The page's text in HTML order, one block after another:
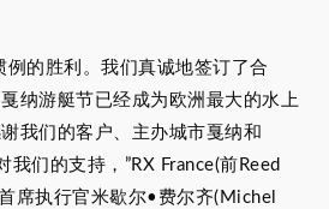
例的胜利。我们真诚地签订了合
纳游艇节已经成为欧洲最大的水上
我们的客户、主办城市戛纳和
我们的支持，”RX France(前Reed
席执行官米歇尔•费尔齐(Michel